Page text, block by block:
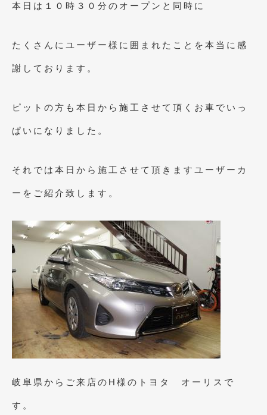
2023年11月(1)
2023年4月(1)
2022年12月
2022年8月(1)
2022年4月(2)
2022年1月(3)
2021年12月(2)
2021年8月(2)
2021年7月 (7)
2021年4月 (1)
2021年3月(1)
2021年1月(2)
2020年12月(2)
本日は１０時３０分のオープンと同時に
たくさんにユーザー様に囲まれたことを本当に感
謝しております。
ピットの方も本日から施工させて頂くお車でいっ
ぱいになりました。
それでは本日から施工させて頂きますユーザーカ
ーをご紹介致します。
岐阜県からご来店のH様のトヨタ オーリスで
す。